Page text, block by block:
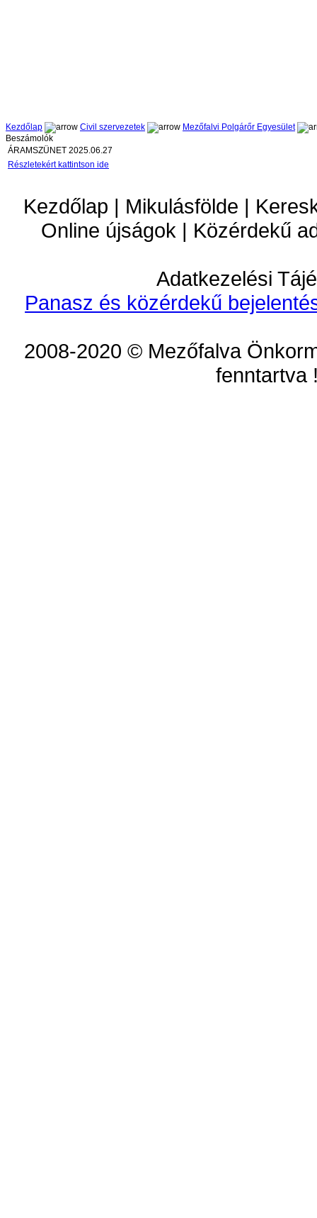
Kezdőlap Civil szervezetek
Mezőfalvi Polgárőr Egyesület
Beszámolók
ÁRAMSZÜNET 2025.06.27
Részletekért kattintson ide
Kezdőlap | Mikulásfölde |
Online újságok | Közérdekű
Adatkezelési
Panasz és közérdekű
2008-2020 © Mezőfalva
fenntartva